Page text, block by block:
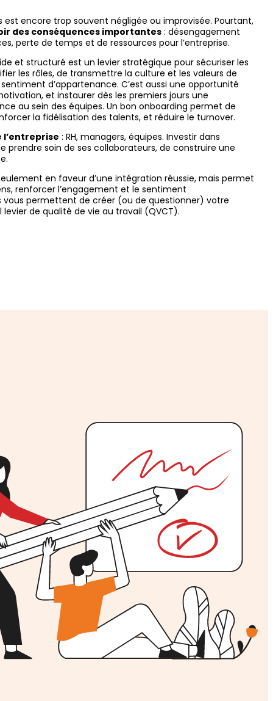
est encore trop souvent négligée ou improvisée. Pourtant,
des conséquences importantes : désengagement
perte de temps et de ressources pour l’entreprise.
et structuré est un levier stratégique pour sécuriser les
les rôles, de transmettre la culture et les valeurs de
d’appartenance. C’est aussi une opportunité
et instaurer dès les premiers jours une
au sein des équipes. Un bon onboarding permet de
la fidélisation des talents, et réduire le turnover.
l’entreprise : RH, managers, équipes. Investir dans
prendre soin de ses collaborateurs, de construire une
en faveur d’une intégration réussie, mais permet
renforcer l’engagement et le sentiment
vous permettent de créer (ou de questionner) votre
levier de qualité de vie au travail (QVCT).